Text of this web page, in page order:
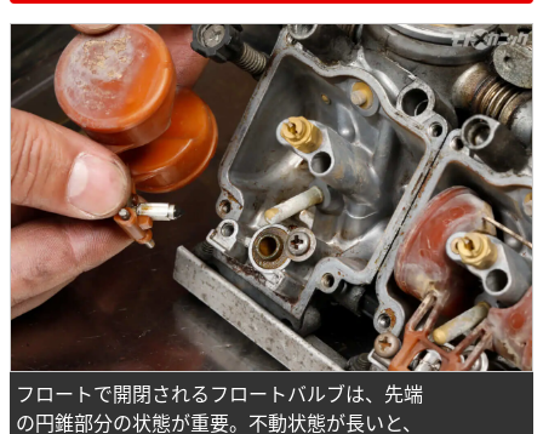
フロートで開閉されるフロートバルブは、先端
の円錐部分の状態が重要。不動状態が長いと、